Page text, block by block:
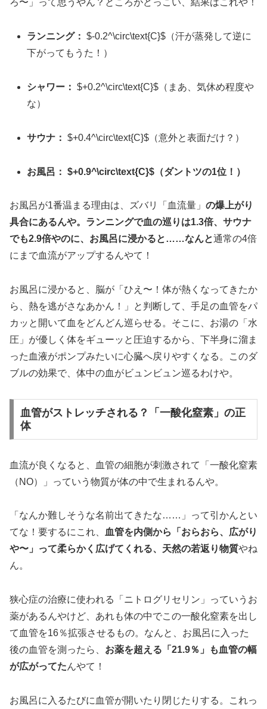
ろ〜」って思うやん？ところがどっこい、結果はこれや！
ランニング： $-0.2^\circ\text{C}$ （汗が蒸発して逆に
下がってもうた！）
シャワー： $+0.2^\circ\text{C}$ （まあ、気休め程度や
な）
サウナ： $+0.4^\circ\text{C}$ （意外と表面だけ？）
お風呂： $+0.9^\circ\text{C}$ （ダントツの1位！）
お風呂が1番温まる理由は、ズバリ「血流量」 の爆上がり
具合にあるんや。ランニングで血の巡りは1.3倍、サウナ
でも2.9倍やのに、お風呂に浸かると……なんと通常の4倍
にまで血流がアップするんやて！
お風呂に浸かると、脳が「ひえ〜！体が熱くなってきたか
ら、熱を逃がさなあかん！」と判断して、手足の血管をパ
カッと開いて血をどんどん巡らせる。そこに、お湯の「水
圧」が優しく体をギューッと圧迫するから、下半身に溜ま
った血液がポンプみたいに心臓へ戻りやすくなる。このダ
ブルの効果で、体中の血がビュンビュン巡るわけや。
血管がストレッチされる？「一酸化窒素」の正
体
血流が良くなると、血管の細胞が刺激されて「一酸化窒素
（NO）」っていう物質が体の中で生まれるんや。
「なんか難しそうな名前出てきたな……」って引かんとい
てな！要するにこれ、 血管を内側から「おらおら、広がり
や〜」って柔らかく広げてくれる、天然の若返り物質やね
ん。
狭心症の治療に使われる「ニトログリセリン」っていうお
薬があるんやけど、あれも体の中でこの一酸化窒素を出し
て血管を16％拡張させるもの。なんと、お風呂に入った
後の血管を測ったら、 お薬を超える「21.9％」も血管の幅
が広がってたんやて！
お風呂に入るたびに血管が開いたり閉じたりする。これっ